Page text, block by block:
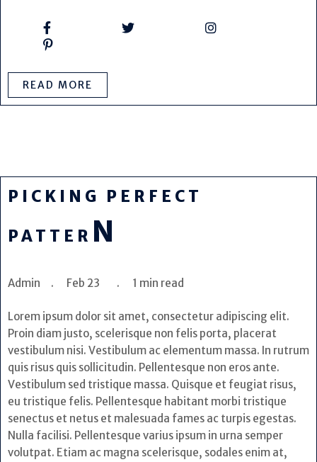
READ MORE
PICKING PERFECT
PATTER N
Admin . Feb 23 . 1 min read
Lorem ipsum dolor sit amet, consectetur adipiscing elit.
Proin diam justo, scelerisque non felis porta, placerat
vestibulum nisi. Vestibulum ac elementum massa. In rutrum
quis risus quis sollicitudin. Pellentesque non eros ante.
Vestibulum sed tristique massa. Quisque et feugiat risus,
eu tristique felis. Pellentesque habitant morbi tristique
senectus et netus et malesuada fames ac turpis egestas.
Nulla facilisi. Pellentesque varius ipsum in urna semper
volutpat. Etiam ac magna scelerisque, sodales enim at,